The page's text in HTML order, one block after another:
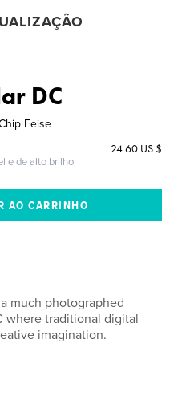
DC
Feise
e de alto brilho
24.60 US $
much photographed
where traditional digital
imagination.